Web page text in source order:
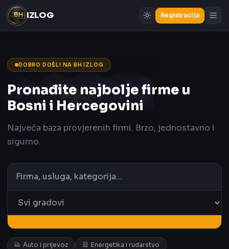
IZLOG Registracija
DOBRO DOŠLI NA BH IZLOG
Pronađite najbolje firme u
Bosni i Hercegovini
Najveća baza provjerenih firmi. Brzo, jednostavno i
sigurno.
Auto i prijevoz
Energetika i rudarstvo